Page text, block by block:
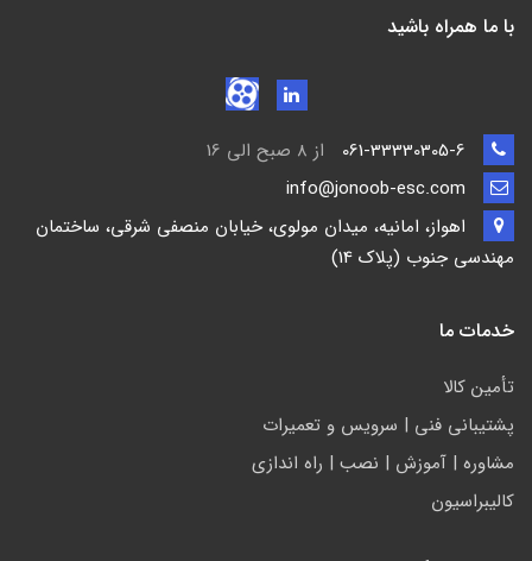
با ما همراه باشید
از 8 صبح الی 16
اهواز، امانیه، میدان مولوی، خیابان منصفی شرقی، ساختمان
مهندسی جنوب (پلاک 14)
خدمات ما
تأمين كالا
پشتيباني فني | سرويس و تعمیرات
مشاوره | آموزش | نصب | راه اندازی
کالیبراسیون